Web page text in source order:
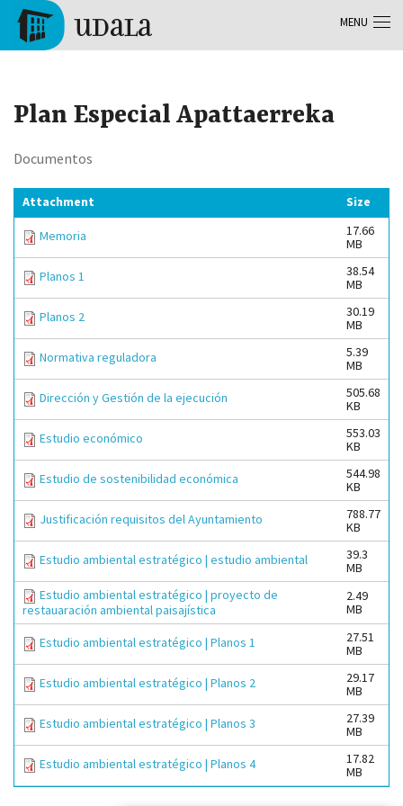
Skip to main content
Plan Especial Apattaerreka
Documentos
Attachment Size
Memoria
17.66
MB
Planos 1
38.54
MB
Planos 2
30.19
MB
Normativa reguladora
5.39
MB
Dirección y Gestión de la ejecución
505.68
KB
Estudio económico
553.03
KB
Estudio de sostenibilidad económica
544.98
KB
Justificación requisitos del Ayuntamiento
788.77
KB
Estudio ambiental estratégico | estudio ambiental
39.3
MB
Estudio ambiental estratégico | proyecto de
restauaración ambiental paisajística
2.49
MB
Estudio ambiental estratégico | Planos 1
27.51
MB
Estudio ambiental estratégico | Planos 2
29.17
MB
Estudio ambiental estratégico | Planos 3
27.39
MB
Estudio ambiental estratégico | Planos 4
17.82
MB
MENU